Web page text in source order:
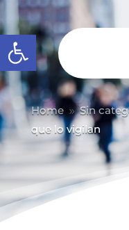
Abrir barra de
Home 9 Sin
que lo vigilan